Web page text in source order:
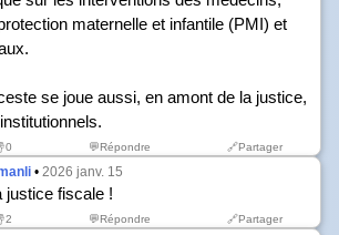
maternelle et infantile (PMI) et
se joue aussi, en amont de la justice,
0 💬Répondre 🔗Partager
• 2026 janv. 15
justice fiscale !
2 💬Répondre 🔗Partager